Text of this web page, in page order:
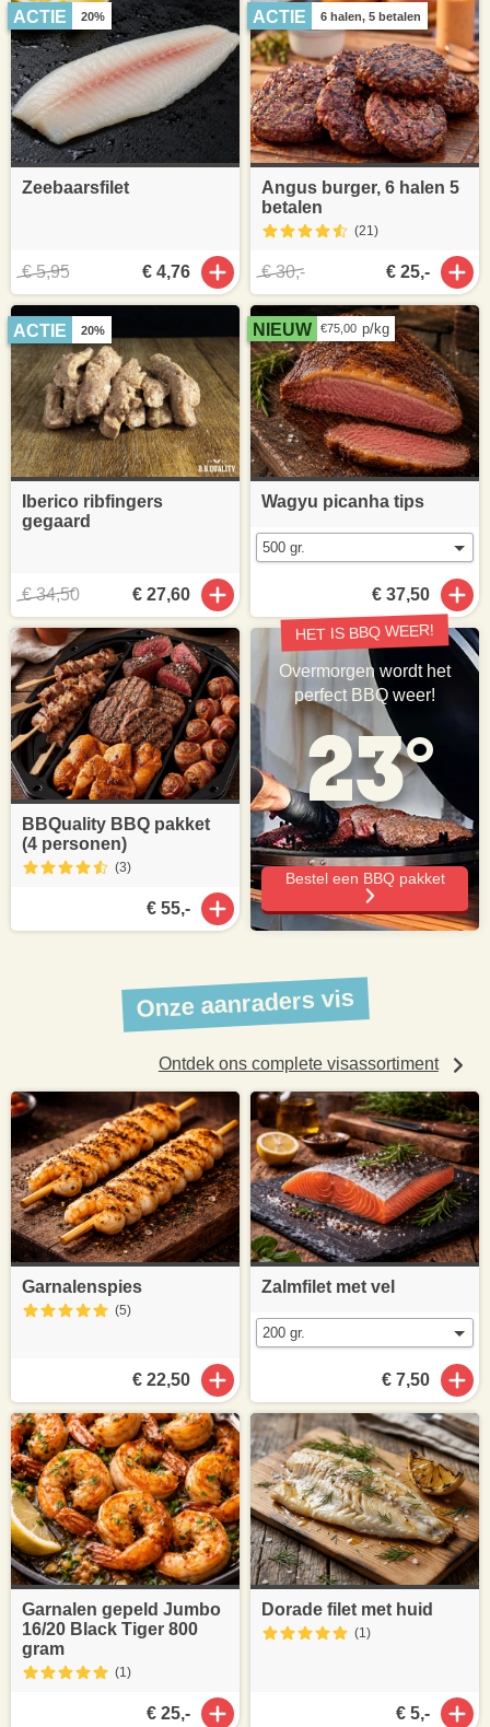
ACTIE 20%
Zeebaarsfilet
€ 5,95 € 4,76
ACTIE 6 halen, 5 betalen
Angus burger, 6 halen 5
betalen
(21)
€ 30,- € 25,-
ACTIE 20%
Iberico ribfingers
gegaard
€ 34,50 € 27,60
NIEUW €75,00 p/kg
Wagyu picanha tips
€ 37,50
BBQuality BBQ pakket
(4 personen)
(3)
€ 55,-
HET IS BBQ WEER!
Overmorgen wordt het
perfect BBQ weer!
23°
Bestel een BBQ pakket
Onze aanraders vis
Ontdek ons complete visassortiment
Garnalenspies
(5)
€ 22,50
Zalmfilet met vel
€ 7,50
Garnalen gepeld Jumbo
16/20 Black Tiger 800
gram
(1)
€ 25,-
Dorade filet met huid
(1)
€ 5,-